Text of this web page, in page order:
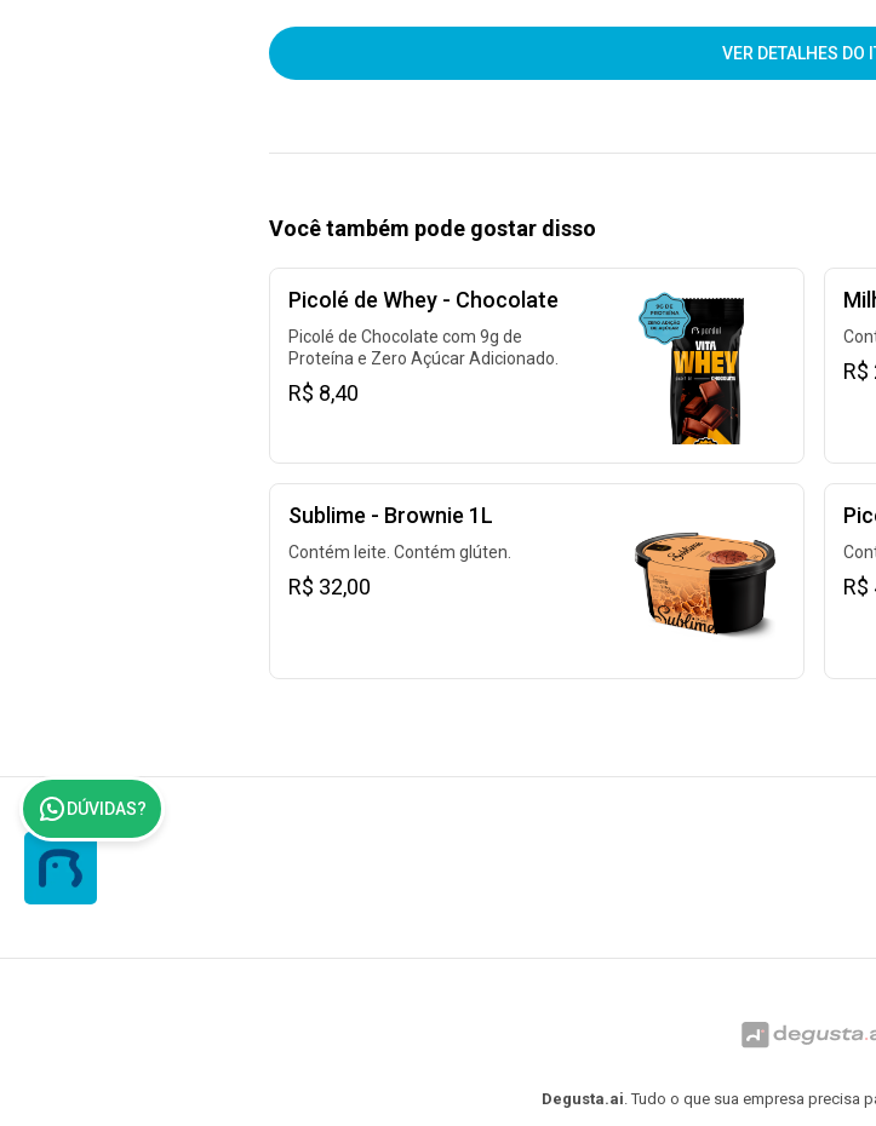
VER DETALHES DO
Você também pode gostar disso
Picolé de Whey - Chocolate
Picolé de Chocolate com 9g de
Proteína e Zero Açúcar Adicionado.
R$ 8,40
R$
Sublime - Brownie 1L
Contém leite. Contém glúten.
R$ 32,00 R$
DÚVIDAS?
Degusta.ai. Tudo o que sua empresa precisa